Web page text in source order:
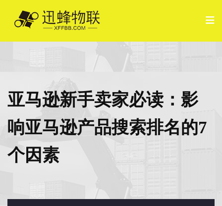
亚马逊新手卖家必读：影
响亚马逊产品搜索排名的7
个因素